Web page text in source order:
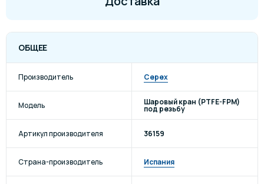
ОБЩЕЕ
Производитель Cepex
Модель Шаровый кран (PTFE-FPM)
под резьбу
Артикул производителя 36159
Страна-производитель Испания